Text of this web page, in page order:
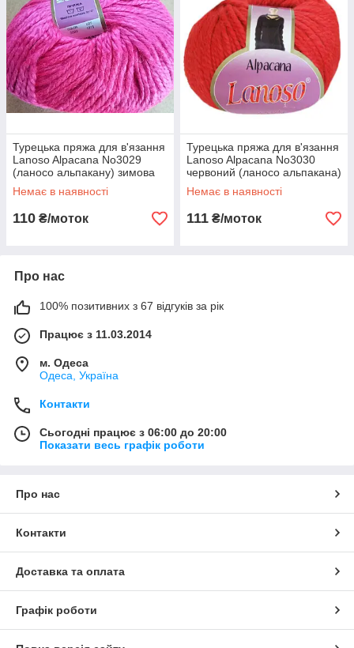
Турецька пряжа для в'язання
Lanoso Alpacana No3029
(ланосо альпакану) зимова
пряжа
Немає в наявності
110 ₴/моток
Турецька пряжа для в'язання
Lanoso Alpacana No3030
червоний (ланосо альпакана)
зимова пряжа
Немає в наявності
111 ₴/моток
Про нас
100% позитивних з 67 відгуків за рік
Працює з 11.03.2014
м. Одеса
Одеса, Україна
Контакти
Сьогодні працює з 06:00 до 20:00
Показати весь графік роботи
Про нас
Контакти
Доставка та оплата
Графік роботи